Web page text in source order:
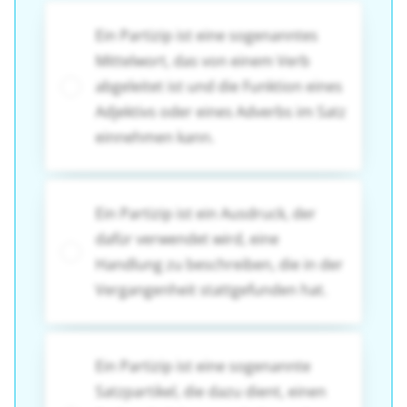
Ein Partizip ist eine sogenanntes
Mittelwort, das von einem Verb
abgeleitet ist und die Funktion eines
Adjektivs oder eines Adverbs im Satz
einnehmen kann.
Ein Partizip ist ein Ausdruck, der
dafür verwendet wird, eine
Handlung zu beschreiben, die in der
Vergangenheit stattgefunden hat.
Ein Partizip ist eine sogenannte
Satzpartikel, die dazu dient, einen